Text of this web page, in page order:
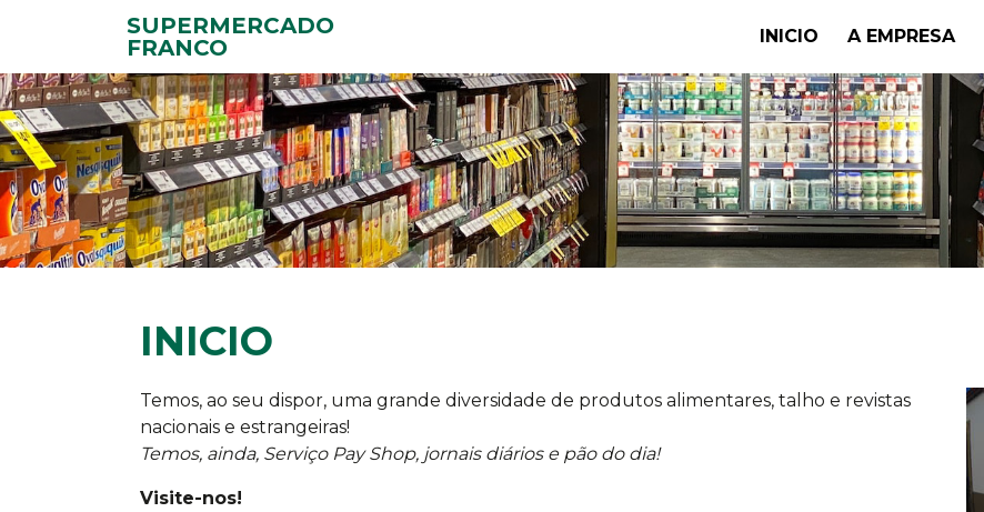
SUPERMERCADO
FRANCO
INICIO A EMPRESA
INICIO
Temos, ao seu dispor, uma grande diversidade de produtos alimentares, talho e revistas
nacionais e estrangeiras!
Temos, ainda, Serviço Pay Shop, jornais diários e pão do dia!
Visite-nos!